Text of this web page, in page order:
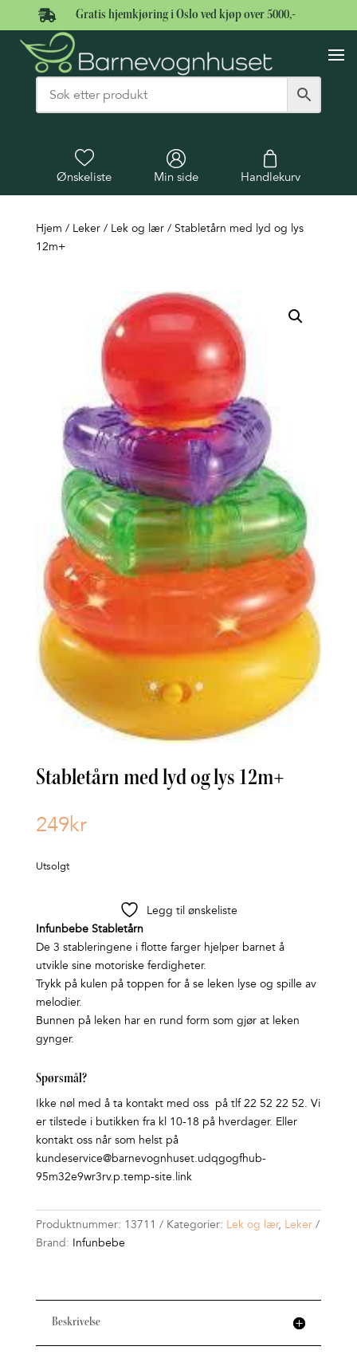
 Gratis hjemkjøring i Oslo ved kjøp over 5000,-
Ønskeliste Min side Handlekurv
Hjem / Leker/ Lek og lær/ Stabletårn med lyd og lys
12m+
Stabletårn med lyd og lys 12m+
249kr
Utsolgt
Legg til ønskeliste
Infunbebe Stabletårn
De 3 stableringene i flotte farger hjelper barnet å
utvikle sine motoriske ferdigheter.
Trykk på kulen på toppen for å se leken lyse og spille av
melodier.
Bunnen på leken har en rund form som gjør at leken
gynger.
Spørsmål?
Ikke nøl med å ta kontakt med oss på tlf 22 52 22 52. Vi
er tilstede i butikken fra kl 10-18 på hverdager. Eller
kontakt oss når som helst på
kundeservice@barnevognhuset.udqgogfhub-
95m32e9wr3rv.p.temp-site.link
Produktnummer: 13711 Kategorier: Lek og lær, Leker
Brand: Infunbebe
Beskrivelse